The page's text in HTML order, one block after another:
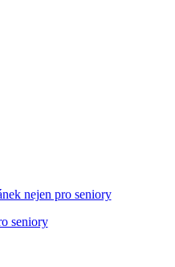
nejen pro seniory